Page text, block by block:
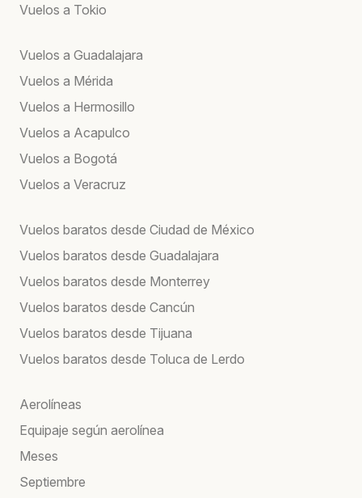
Vuelos a Tokio
Vuelos a Guadalajara
Vuelos a Mérida
Vuelos a Hermosillo
Vuelos a Acapulco
Vuelos a Bogotá
Vuelos a Veracruz
Vuelos baratos desde Ciudad de México
Vuelos baratos desde Guadalajara
Vuelos baratos desde Monterrey
Vuelos baratos desde Cancún
Vuelos baratos desde Tijuana
Vuelos baratos desde Toluca de Lerdo
Aerolíneas
Equipaje según aerolínea
Meses
Septiembre